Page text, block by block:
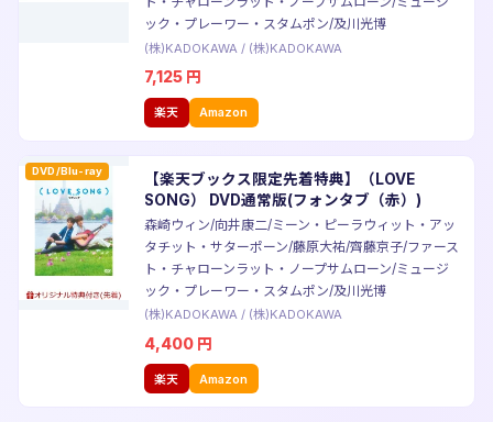
ック・プレーワー・スタムポン/及川光博
(株)KADOKAWA / (株)KADOKAWA
7,125 円
楽天 Amazon
DVD/Blu-ray
【楽天ブックス限定先着特典】（LOVE
SONG） DVD通常版(フォンタブ（赤）)
森崎ウィン/向井康二/ミーン・ピーラウィット・アッ
タチット・サターポーン/藤原大祐/齊藤京子/ファース
ト・チャローンラット・ノープサムローン/ミュージ
ック・プレーワー・スタムポン/及川光博
(株)KADOKAWA/ (株)KADOKAWA
4,400 円
楽天 Amazon